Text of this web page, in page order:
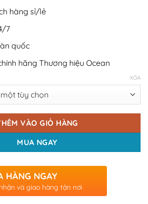
hàng sỉ/lẻ
7
quốc
hãng Thương hiệu Ocean
XÓA
VÀO GIỎ HÀNG
MUA NGAY
HÀNG NGAY
và giao hàng tận nơi